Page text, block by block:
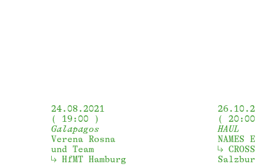
24.08.2021
19:00
Galapagos
Verena Rosna
und Team
HfMT Hamburg
20:00
HAUL
NAMES
Salzburg